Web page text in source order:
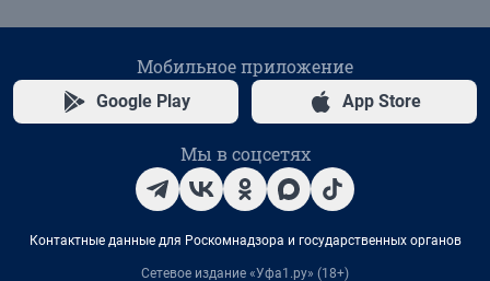
Мобильное приложение
Google Play App Store
Мы в соцсетях
Контактные данные для Роскомнадзора и государственных органов
Сетевое издание «Уфа1.ру» (18+)